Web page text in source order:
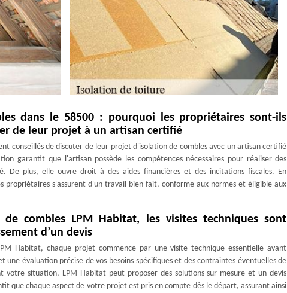
dans le 58500 : pourquoi les propriétaires sont-ils
de leur projet à un artisan certifié
conseillés de discuter de leur projet d'isolation de combles avec un artisan certifié
garantit que l'artisan possède les compétences nécessaires pour réaliser des
De plus, elle ouvre droit à des aides financières et des incitations fiscales. En
propriétaires s'assurent d'un travail bien fait, conforme aux normes et éligible aux
de combles LPM Habitat, les visites techniques sont
d’un devis
Habitat, chaque projet commence par une visite technique essentielle avant
une évaluation précise de vos besoins spécifiques et des contraintes éventuelles de
votre situation, LPM Habitat peut proposer des solutions sur mesure et un devis
que chaque aspect de votre projet est pris en compte dès le départ, assurant ainsi